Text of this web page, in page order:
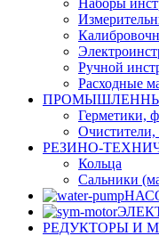
Наборы
Ручной
Расходные
Герметики,
РЕЗИНО-
Кольца
Сальники
РЕДУКТОРЫ И